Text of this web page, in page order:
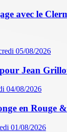
avec le
05/08/2026
Jean
04/08/2026
en Rouge
01/08/2026